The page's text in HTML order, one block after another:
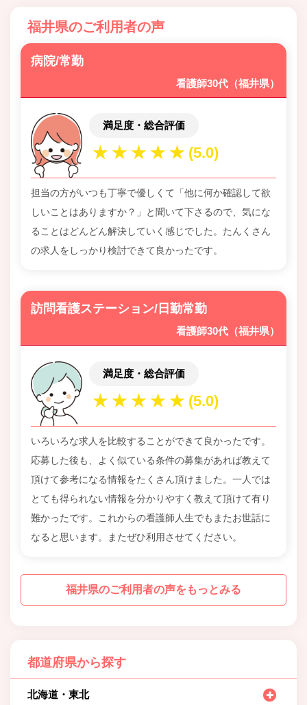
福井県のご利用者の声
病院/常勤
看護師30代（福井県）
満足度・総合評価
担当の方がいつも丁寧で優しくて「他に何か確認して欲
しいことはありますか？」と聞いて下さるので、気にな
ることはどんどん解決していく感じでした。たんくさん
の求人をしっかり検討できて良かったです。
訪問看護ステーション/日勤常勤
看護師30代（福井県）
満足度・総合評価
いろいろな求人を比較することができて良かったです。
応募した後も、よく似ている条件の募集があれば教えて
頂けて参考になる情報をたくさん頂けました。一人では
とても得られない情報を分かりやすく教えて頂けて有り
難かったです。これからの看護師人生でもまたお世話に
なると思います。またぜひ利用させてください。
福井県のご利用者の声をもっとみる
都道府県から探す
北海道・東北